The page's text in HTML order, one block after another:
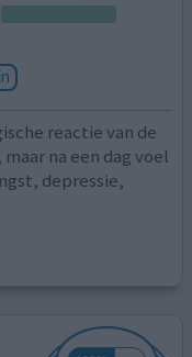
reactie van de
na een dag voel
depressie,